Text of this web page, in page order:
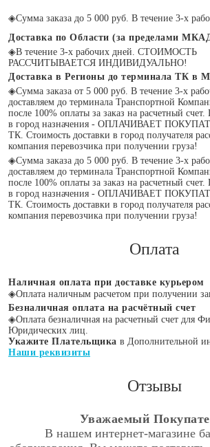
◈Сумма заказа до 5 000 руб. В течение 3-х
Доставка по Области (за пределами
◈В течение 3-х рабочих дней. СТОИМОСТЬ
РАССЧИТЫВАЕТСЯ ИНДИВИДУАЛЬНО!
Доставка в Регионы до терминала ТК в
◈Сумма заказа от 5 000 руб. В течение 3-х
доставляем до терминала Транспортной
после 100% оплаты за заказ на расчетный счет.
в город назначения - ОПЛАЧИВАЕТ
ТК. Стоимость доставки в город получателя
компания перевозчика при получении груза!
◈Сумма заказа до 5 000 руб. В течение 3-х
доставляем до терминала Транспортной
после 100% оплаты за заказ на расчетный счет.
в город назначения - ОПЛАЧИВАЕТ
ТК. Стоимость доставки в город получателя
компания перевозчика при получении груза!
Оплата
Наличная оплата при доставке курьером
◈Оплата наличным расчетом при получении
Безналичная оплата на расчётный счет
◈Оплата безналичная на расчетный счет для
Юридических лиц.
Укажите Плательщика в Дополнительной
Наши реквизиты
Отзывы
Уважаемый
В нашем интернет-магазине